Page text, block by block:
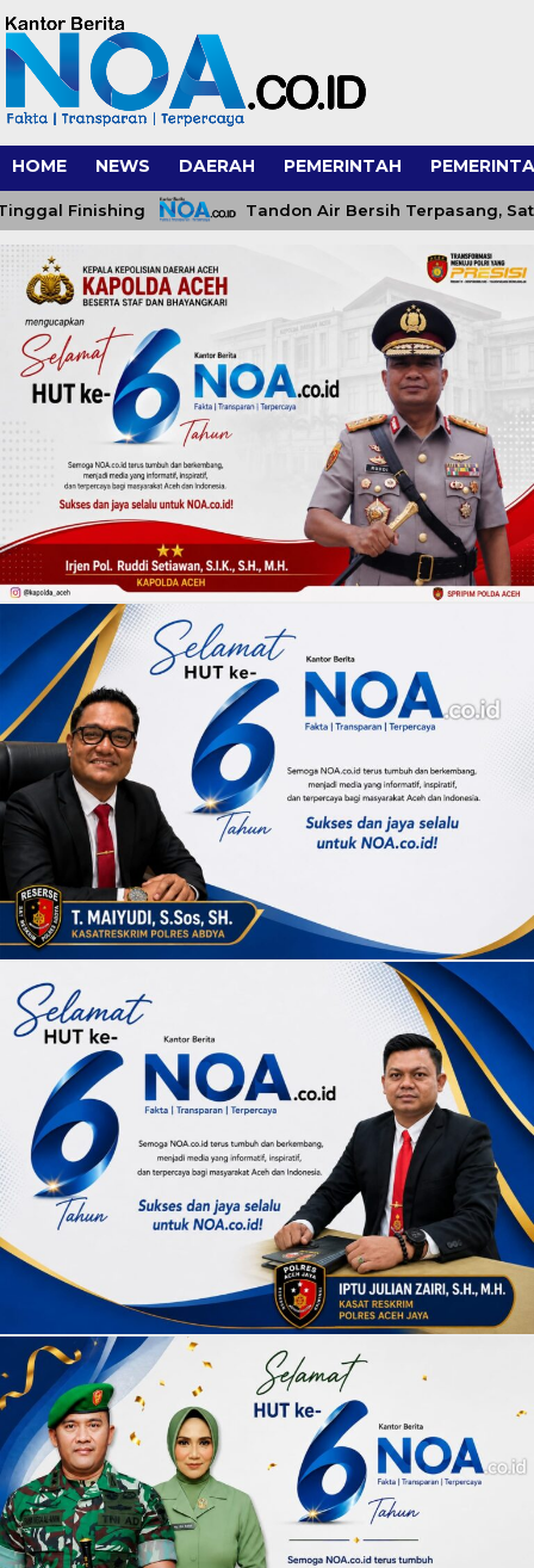
HOME NEWS DAERAH PEMERINTAH
Finishing Tandon Air Bersih Terpasang, Satgas